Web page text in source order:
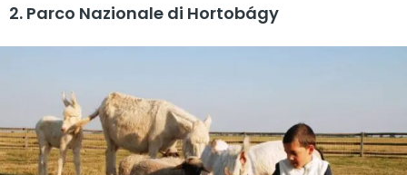
2. Parco Nazionale di Hortobágy